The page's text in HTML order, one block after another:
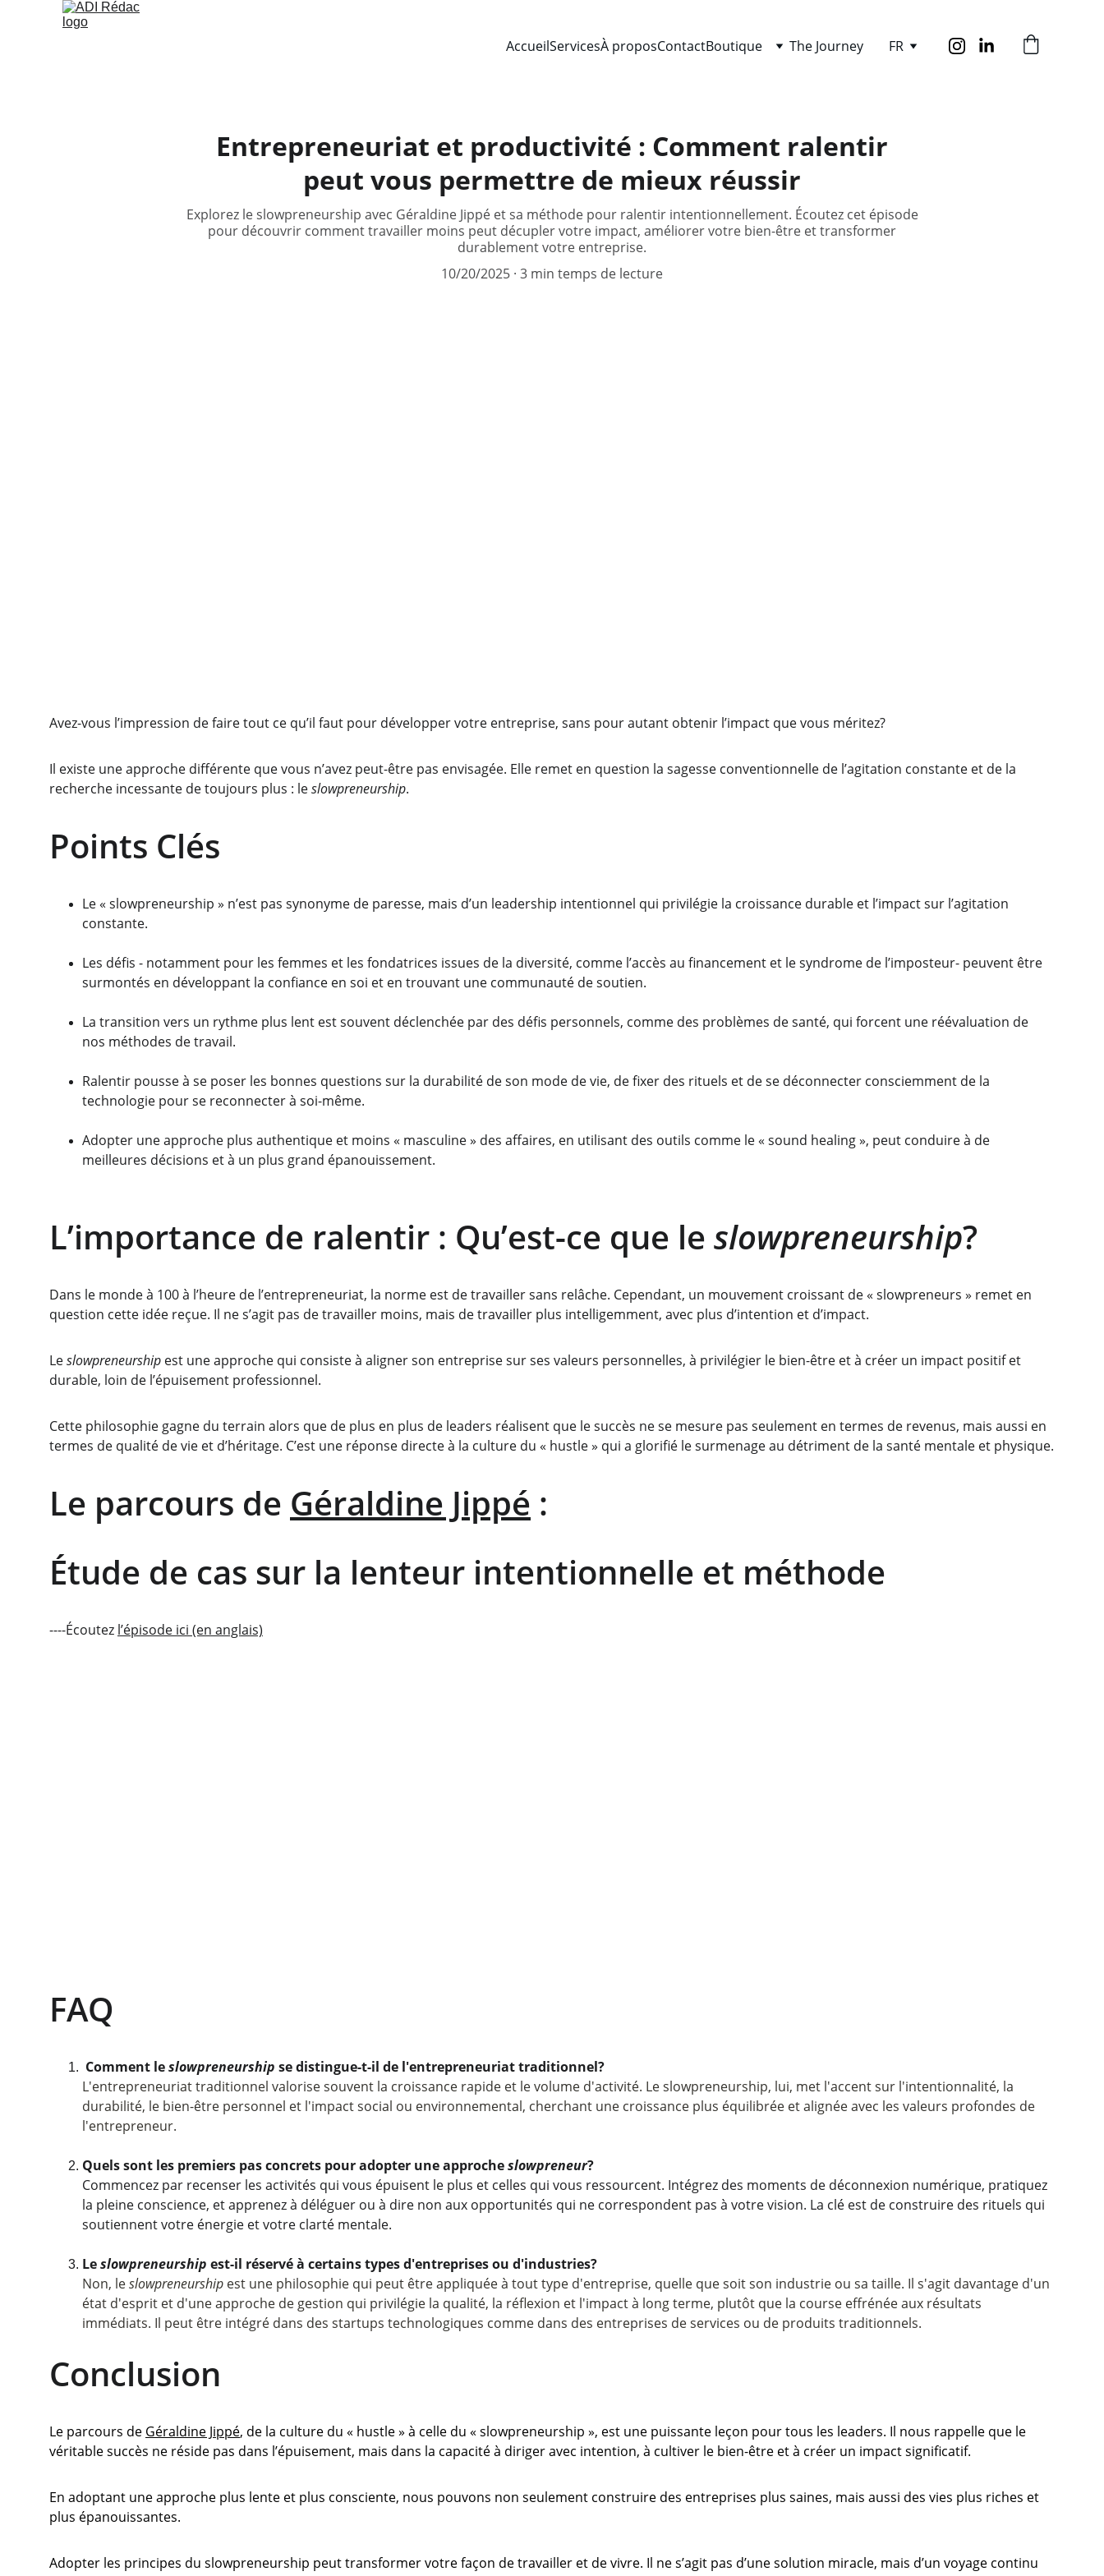
AccueilServicesÀ proposContactBoutique The Journey FR
Entrepreneuriat et productivité : Comment ralentir
peut vous permettre de mieux réussir
Explorez le slowpreneurship avec Géraldine Jippé et sa méthode pour ralentir intentionnellement. Écoutez cet épisode
pour découvrir comment travailler moins peut décupler votre impact, améliorer votre bien-être et transformer
durablement votre entreprise.
10/20/2025 3 min temps de lecture
Avez-vous l’impression de faire tout ce qu’il faut pour développer votre entreprise, sans pour autant obtenir l’impact que vous méritez?
Il existe une approche différente que vous n’avez peut-être pas envisagée. Elle remet en question la sagesse conventionnelle de l’agitation constante et de la
recherche incessante de toujours plus : le slowpreneurship.
Points Clés
Le « slowpreneurship » n’est pas synonyme de paresse, mais d’un leadership intentionnel qui privilégie la croissance durable et l’impact sur l’agitation
constante.
Les défis - notamment pour les femmes et les fondatrices issues de la diversité, comme l’accès au financement et le syndrome de l’imposteur- peuvent être
surmontés en développant la confiance en soi et en trouvant une communauté de soutien.
La transition vers un rythme plus lent est souvent déclenchée par des défis personnels, comme des problèmes de santé, qui forcent une réévaluation de
nos méthodes de travail.
Ralentir pousse à se poser les bonnes questions sur la durabilité de son mode de vie, de fixer des rituels et de se déconnecter consciemment de la
technologie pour se reconnecter à soi-même.
Adopter une approche plus authentique et moins « masculine » des affaires, en utilisant des outils comme le « sound healing », peut conduire à de
meilleures décisions et à un plus grand épanouissement.
L’importance de ralentir : Qu’est-ce que le slowpreneurship?
Dans le monde à 100 à l’heure de l’entrepreneuriat, la norme est de travailler sans relâche. Cependant, un mouvement croissant de « slowpreneurs » remet en
question cette idée reçue. Il ne s’agit pas de travailler moins, mais de travailler plus intelligemment, avec plus d’intention et d’impact.
Le slowpreneurship est une approche qui consiste à aligner son entreprise sur ses valeurs personnelles, à privilégier le bien-être et à créer un impact positif et
durable, loin de l’épuisement professionnel.
Cette philosophie gagne du terrain alors que de plus en plus de leaders réalisent que le succès ne se mesure pas seulement en termes de revenus, mais aussi en
termes de qualité de vie et d’héritage. C’est une réponse directe à la culture du « hustle » qui a glorifié le surmenage au détriment de la santé mentale et physique.
Le parcours de Géraldine Jippé :
Étude de cas sur la lenteur intentionnelle et méthode
----Écoutez l’épisode ici (en anglais)
FAQ
Comment le slowpreneurship se distingue-t-il de l'entrepreneuriat traditionnel?
L'entrepreneuriat traditionnel valorise souvent la croissance rapide et le volume d'activité. Le slowpreneurship, lui, met l'accent sur l'intentionnalité, la
durabilité, le bien-être personnel et l'impact social ou environnemental, cherchant une croissance plus équilibrée et alignée avec les valeurs profondes de
l'entrepreneur.
Quels sont les premiers pas concrets pour adopter une approche slowpreneur?
Commencez par recenser les activités qui vous épuisent le plus et celles qui vous ressourcent. Intégrez des moments de déconnexion numérique, pratiquez
la pleine conscience, et apprenez à déléguer ou à dire non aux opportunités qui ne correspondent pas à votre vision. La clé est de construire des rituels qui
soutiennent votre énergie et votre clarté mentale.
Le slowpreneurship est-il réservé à certains types d'entreprises ou d'industries?
Non, le slowpreneurship est une philosophie qui peut être appliquée à tout type d'entreprise, quelle que soit son industrie ou sa taille. Il s'agit davantage d'un
état d'esprit et d'une approche de gestion qui privilégie la qualité, la réflexion et l'impact à long terme, plutôt que la course effrénée aux résultats
immédiats. Il peut être intégré dans des startups technologiques comme dans des entreprises de services ou de produits traditionnels.
Conclusion
Le parcours de Géraldine Jippé, de la culture du « hustle » à celle du « slowpreneurship », est une puissante leçon pour tous les leaders. Il nous rappelle que le
véritable succès ne réside pas dans l’épuisement, mais dans la capacité à diriger avec intention, à cultiver le bien-être et à créer un impact significatif.
En adoptant une approche plus lente et plus consciente, nous pouvons non seulement construire des entreprises plus saines, mais aussi des vies plus riches et
plus épanouissantes.
Adopter les principes du slowpreneurship peut transformer votre façon de travailler et de vivre. Il ne s’agit pas d’une solution miracle, mais d’un voyage continu